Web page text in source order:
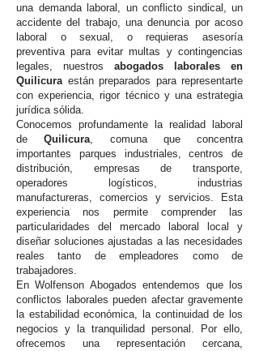
una demanda laboral, un conflicto sindical, un
accidente del trabajo, una denuncia por acoso
laboral o sexual, o requieras asesoría
preventiva para evitar multas y contingencias
legales, nuestros abogados laborales en
Quilicuraestán preparados para representarte
con experiencia, rigor técnico y una estrategia
jurídica sólida.
Conocemos profundamente la realidad laboral
deQuilicura, comuna que concentra
importantes parques industriales, centros de
distribución, empresas de transporte,
operadores logísticos, industrias
manufactureras, comercios y servicios. Esta
experiencia nos permite comprender las
particularidades del mercado laboral local y
diseñar soluciones ajustadas a las necesidades
reales tanto de empleadores como de
trabajadores.
En Wolfenson Abogados entendemos que los
conflictos laborales pueden afectar gravemente
la estabilidad económica, la continuidad de los
negocios y la tranquilidad personal. Por ello,
ofrecemos una representación cercana,